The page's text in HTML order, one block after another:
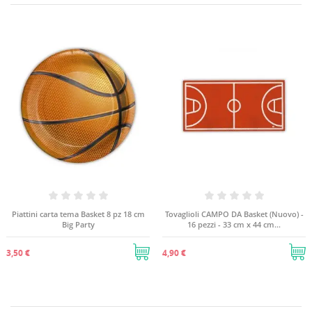
Piattini carta tema Basket 8 pz 18 cm
Big Party
3,50 €
Tovaglioli CAMPO DA Basket (Nuovo) -
16 pezzi - 33 cm x 44 cm...
4,90 €